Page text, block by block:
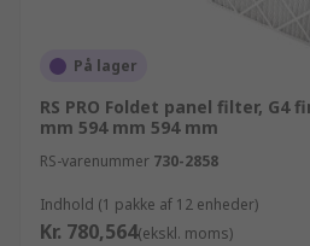
På lager
RS PRO Foldet panel filter, G4
mm 594 mm 594 mm
RS-varenummer 730-2858
Indhold (1 pakke af 12 enheder)
Kr. 780,564(ekskl. moms)